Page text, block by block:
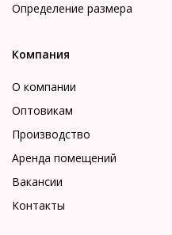
Определение размера
Компания
О компании
Оптовикам
Производство
Аренда помещений
Вакансии
Контакты